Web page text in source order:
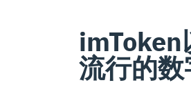
imToken
流行的